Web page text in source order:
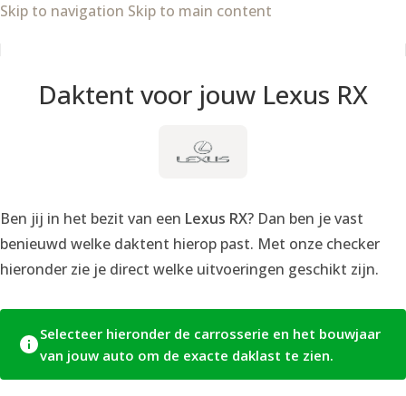
Skip to navigation Skip to main content
Daktent voor jouw Lexus RX
Ben jij in het bezit van een Lexus RX? Dan ben je vast
benieuwd welke daktent hierop past. Met onze checker
hieronder zie je direct welke uitvoeringen geschikt zijn.
Selecteer hieronder de carrosserie en het bouwjaar
van jouw auto om de exacte daklast te zien.